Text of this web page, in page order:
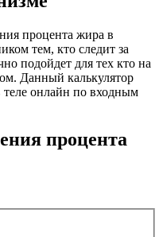
процента жира в
тем, кто следит за
подойдет для тех кто на
Данный калькулятор
онлайн по входным
процента